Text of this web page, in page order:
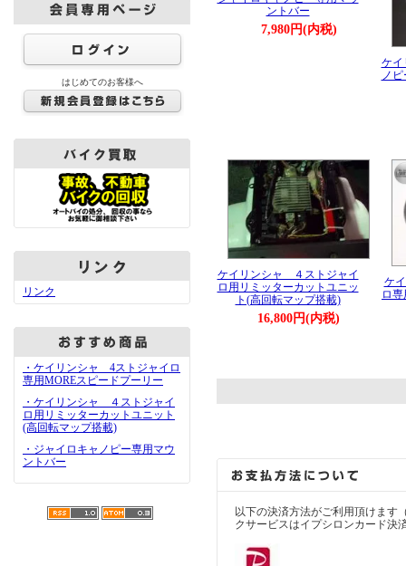
はじめてのお客様へ
リンク
・ケイリンシャ 4ストジャイロ
専用MOREスピードプーリー
・ケイリンシャ ４ストジャイ
ロ用リミッターカットユニット
(高回転マップ搭載)
・ジャイロキャノピー専用マウ
ントバー
ントバー
7,980円(内税)
ケ
ノ
ケイリンシャ ４ストジャイ
ロ用リミッターカットユニッ
ト(高回転マップ搭載)
16,800円(内税)
ケ
ロ
以下の決済方法がご利用頂けます
クサービスはイプシロンカード決